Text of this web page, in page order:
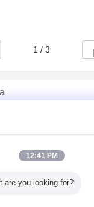
1 / 3
Online Marketplace
Suplier
12:41 PM
are you looking for?